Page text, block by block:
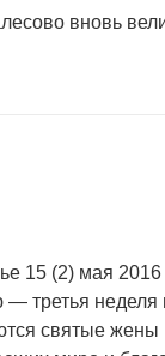
вновь
15 (2) мая
— третья неделя
святые жены